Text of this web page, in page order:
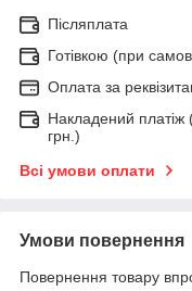
Післяплата
Готівкою (при
Оплата за
Накладений
грн.)
Всі умови оплати
Умови повернення
Повернення товару